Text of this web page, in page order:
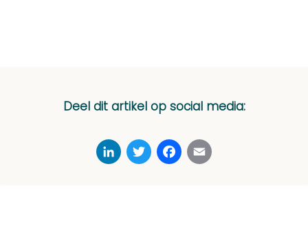
Deel dit artikel op social media:
LinkedInTwitterFacebook